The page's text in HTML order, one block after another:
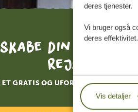
deres tjenester.
Vi bruger også
deres
Vis detaljer
din
rejse
ET GRATIS OG UFORPLIGTENDE